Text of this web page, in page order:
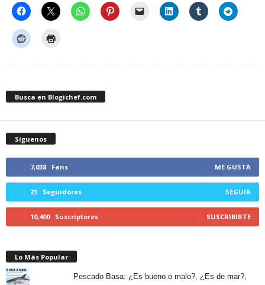
Busca en Blogichef.com
Síguenos
7,038 Fans ME GUSTA
21 Seguidores SEGUIR
10,400 Suscriptores SUSCRIBIRTE
Lo Más Popular
Pescado Basa: ¿Es bueno o malo?, ¿Es de mar?,